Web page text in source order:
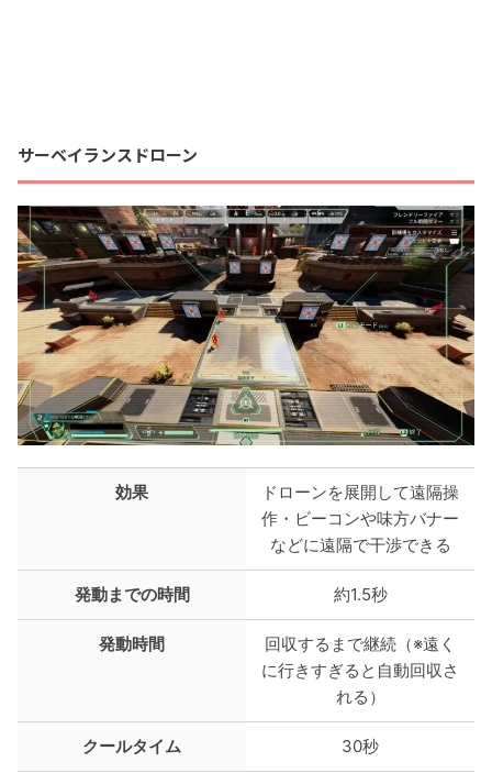
サーベイランスドローン
効果
ドローンを展開して遠隔操
作・ビーコンや味方バナー
などに遠隔で干渉できる
発動までの時間 約1.5秒
発動時間
回収するまで継続（※遠く
に行きすぎると自動回収さ
れる）
クールタイム 30秒